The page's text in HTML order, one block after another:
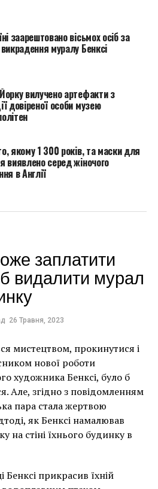
на то, что недавно
мародеры.
обнаруживших это место,
свет на
в Гандхаре, древнем
современные Кабул,
великого
во
царства,
о
это был
и
–
Мария
профессор
Ка’
этап
заарештовано вісьмох осіб за
муралу Бенксі
вилучено артефакти з
довіреної особи музею
якому 1 300 років, та маски для
виявлено серед жіночого
в Англії
заплатити
видалити мурал
26 Травня, 2023
мистецтвом, прокинутися і
нової роботи
художника Бенксі, було б
Але, згідно з повідомленням
пара стала жертвою
як Бенксі намалював
на стіні їхнього будинку в
Бенксі прикрасив їхній